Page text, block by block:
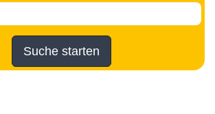
Suche starten